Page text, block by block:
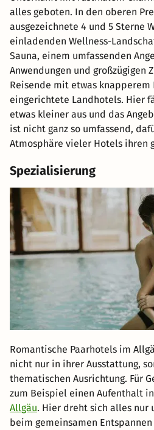
alles geboten. In den oberen
ausgezeichnete 4 und 5 Sterne
einladenden Wellness-
Sauna, einem umfassenden
Anwendungen und großzügigen
Reisende mit etwas
eingerichtete Landhotels. Hier
etwas kleiner aus und das
ist nicht ganz so umfassend,
Atmosphäre vieler Hotels ihren
Spezialisierung
Romantische Paarhotels im
nicht nur in ihrer Ausstattung,
thematischen Ausrichtung. Für
zum Beispiel einen Aufenthalt
Allgäu. Hier dreht sich alles nur
beim gemeinsamen